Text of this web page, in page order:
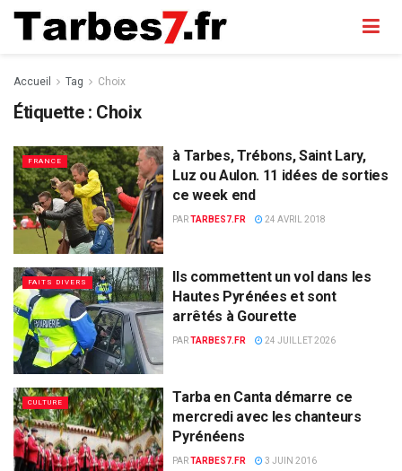
Accueil Tag Choix
Étiquette : Choix
FRANCE
à Tarbes, Trébons, Saint Lary,
Luz ou Aulon. 11 idées de sorties
ce week end
PARTARBES7.FR 24 AVRIL 2018
FAITS DIVERS
Ils commettent un vol dans les
Hautes Pyrénées et sont
arrêtés à Gourette
PARTARBES7.FR 24 JUILLET 2026
CULTURE
Tarba en Canta démarre ce
mercredi avec les chanteurs
Pyrénéens
PARTARBES7.FR 3 JUIN 2016